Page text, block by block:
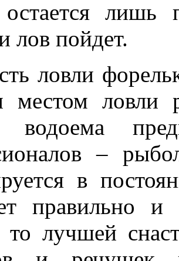
лишь
лов пойдет.
ловли
местом ловли
водоема
–
в
правильно
то лучшей